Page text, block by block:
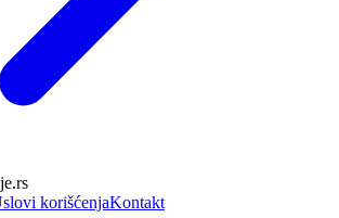
korišćenjaKontakt